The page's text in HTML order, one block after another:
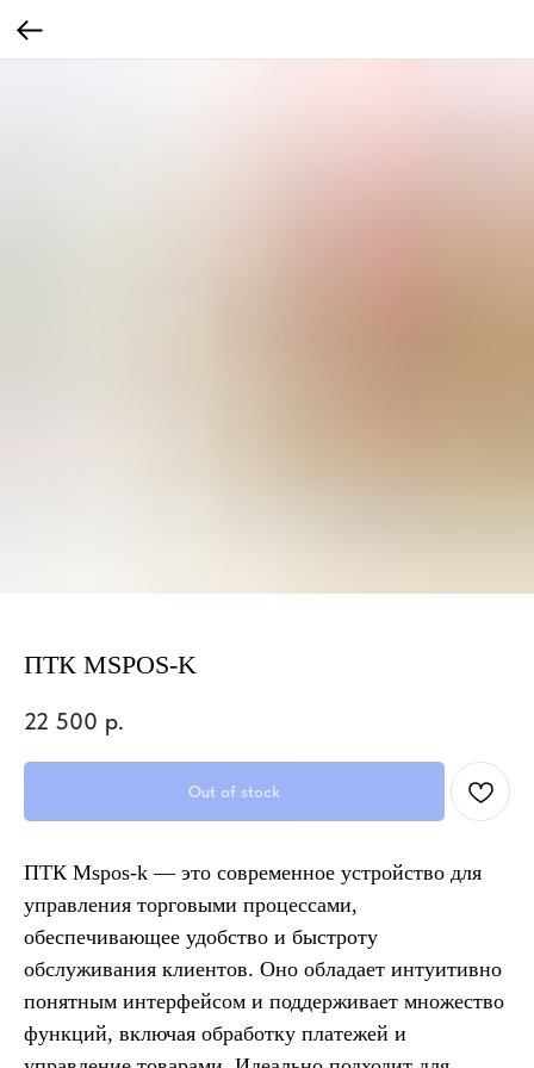
ПТК MSPOS-K
22 500 р.
Out of stock
ПТК Mspos-k — это современное устройство для
управления торговыми процессами,
обеспечивающее удобство и быстроту
обслуживания клиентов. Оно обладает интуитивно
понятным интерфейсом и поддерживает множество
функций, включая обработку платежей и